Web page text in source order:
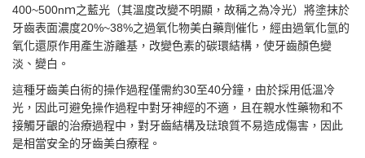
400~500nｍ之藍光（其溫度改變不明顯，故稱之為冷光）將塗抹於
牙齒表面濃度20%~38%之過氧化物美白藥劑催化，經由過氧化氫的
氧化還原作用產生游離基，改變色素的碳環結構，使牙齒顏色變
淡、變白。
這種牙齒美白術的操作過程僅需約30至40分鐘，由於採用低溫冷
光，因此可避免操作過程中對牙神經的不適，且在親水性藥物和不
接觸牙齦的治療過程中，對牙齒結構及琺琅質不易造成傷害，因此
是相當安全的牙齒美白療程。